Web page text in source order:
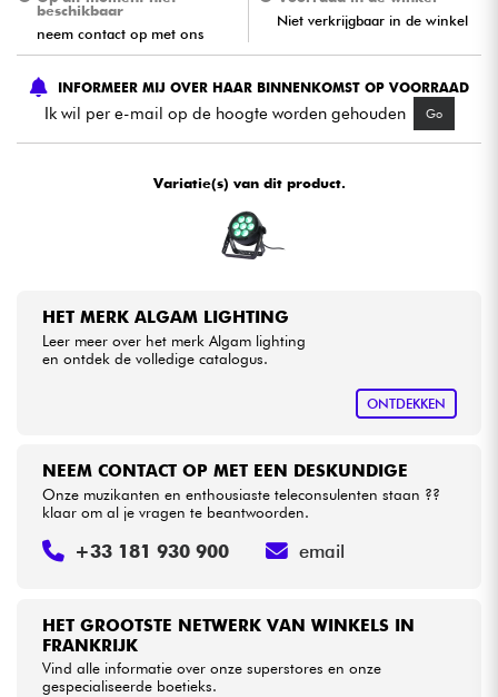
Kinderen
Kabels & toebehoren
beschikbaar
neem contact op met ons
Niet verkrijgbaar in de winkel
INFORMEER MIJ OVER HAAR BINNENKOMST OP VOORRAAD
Ik wil per e-mail op de hoogte worden gehouden Go
Variatie(s) van dit product.
HET MERK ALGAM LIGHTING
Leer meer over het merk Algam lighting
en ontdek de volledige catalogus.
ONTDEKKEN
HET GROOTSTE NETWERK VAN WINKELS IN
FRANKRIJK
Vind alle informatie over onze superstores en onze
gespecialiseerde boetieks.
NEEM CONTACT OP MET EEN DESKUNDIGE
Onze muzikanten en enthousiaste teleconsulenten staan ??
klaar om al je vragen te beantwoorden.
+33 181 930 900 email